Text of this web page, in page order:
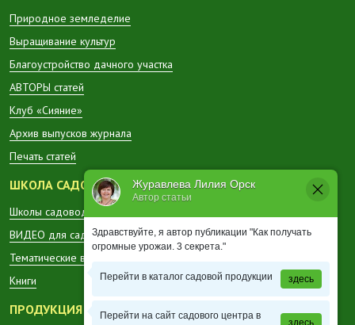
Журавлева Лилия Орск
Автор статьи
Здравствуйте, я автор публикации "Как получать
огромные урожаи. 3 секрета."
Перейти в каталог садовой продукции здесь
Перейти на сайт садового центра в
здесь
Природное земледелие
Выращивание культур
Благоустройство дачного участка
АВТОРЫ статей
Клуб «Сияние»
Архив выпусков журнала
Печать статей
ШКОЛА САДОВОДА
Школы садоводов в регионах
ВИДЕО для садоводов
Тематические вестники
Книги
ПРОДУКЦИЯ